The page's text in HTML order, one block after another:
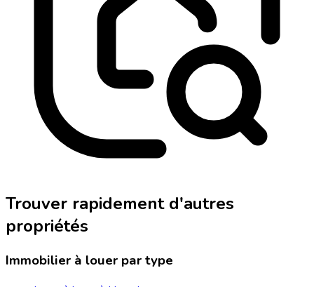
Trouver rapidement d'autres
propriétés
Immobilier à louer par type